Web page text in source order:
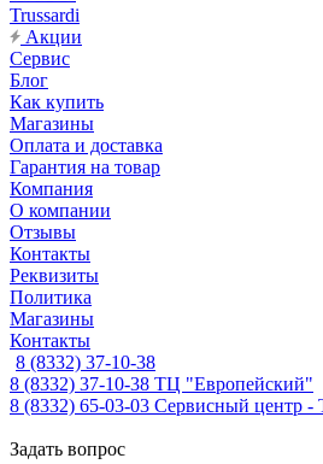
Trussardi
Акции
Сервис
Блог
Как купить
Магазины
Оплата и доставка
Гарантия на товар
Компания
О компании
Отзывы
Контакты
Реквизиты
Политика
Магазины
Контакты
8 (8332) 37-10-38
8 (8332) 37-10-38 ТЦ "Европейский"
8 (8332) 65-03-03 Сервисный центр
Задать вопрос